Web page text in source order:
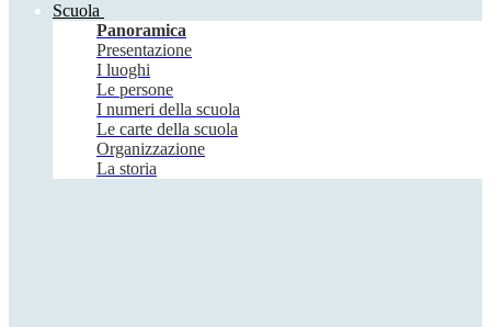
Scuola
Panoramica
Presentazione
I luoghi
Le persone
I numeri della scuola
Le carte della scuola
Organizzazione
La storia